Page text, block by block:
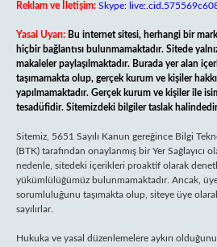
Reklam ve İletişim: Skype:
Yasal Uyarı: Bu internet sitesi, herhangi bir
hiçbir bağlantısı bulunmamaktadır. Sitede
makaleler paylaşılmaktadır. Burada yer alan
taşımamakta olup, gerçek kurum ve kişiler
yapılmamaktadır. Gerçek kurum ve kişiler ile
tesadüfidir. Sitemizdeki bilgiler taslak
Sitemiz, 5651 Sayılı Kanun gereğince Bilgi
(BTK) tarafından onaylanmış bir Yer Sağlayıcı
nedenle, sitedeki içerikleri proaktif olarak
yükümlülüğümüz bulunmamaktadır. Ancak,
sorumluluğunu taşımakta olup, siteye üye
sayılırlar.
Hukuka ve yasal düzenlemelere aykırı